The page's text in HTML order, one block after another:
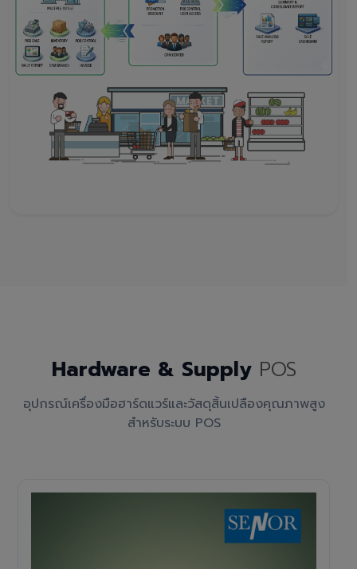
Hardware & Supply POS
อุปกรณ์เครื่องมือฮาร์ดแวร์และวัสดุสิ้นเปลืองคุณภาพสูง
สำหรับระบบ POS